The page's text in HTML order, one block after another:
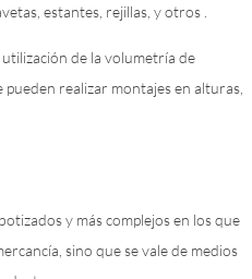
estantes, rejillas, y otros .
de la volumetría de
pueden realizar montajes en alturas,
y más complejos en los que
sino que se vale de medios